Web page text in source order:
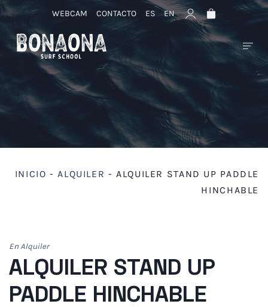
WEBCAM CONTACTO ES EN
INICIO -ALQUILER -ALQUILER STAND UP PADDLE
HINCHABLE
En Alquiler
ALQUILER STAND UP
PADDLE HINCHABLE